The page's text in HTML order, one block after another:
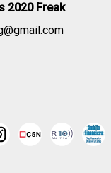
2020 Freak